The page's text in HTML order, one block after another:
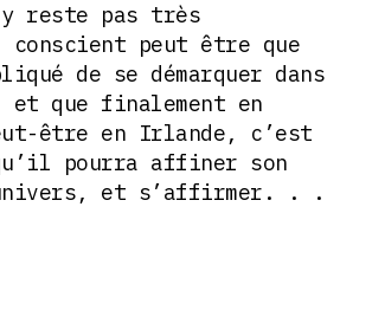
reste pas très
conscient peut être que
de se démarquer dans
et que finalement en
être en Irlande, c’est
pourra affiner son
et s’affirmer. . .